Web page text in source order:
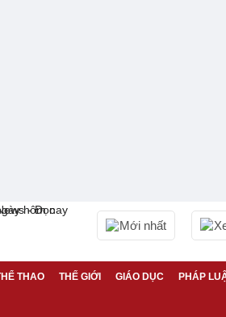
Mới nhất
THAO THẾ GIỚI GIÁO DỤC PHÁP